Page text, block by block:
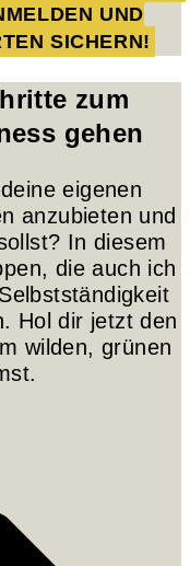
UND
SICHERN!
zum
gehen
eigenen
anzubieten und
In diesem
die auch ich
Hol dir jetzt den
wilden, grünen